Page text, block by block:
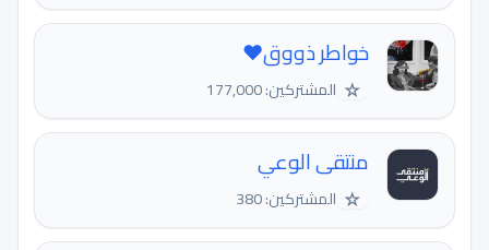
خواطر ذووق❤️
☆ المشتركين: 177,000
منتقى الوعي
☆ المشتركين: 380